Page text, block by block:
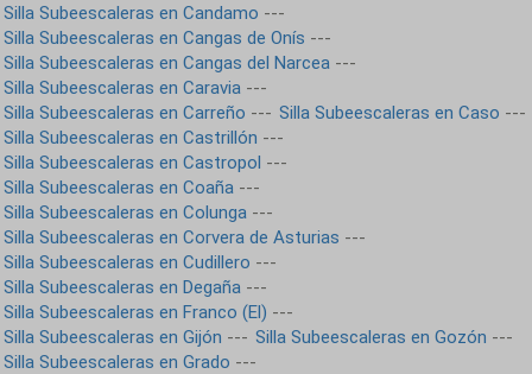
Silla Subeescaleras en Candamo ---
Silla Subeescaleras en Cangas de Onís ---
Silla Subeescaleras en Cangas del Narcea ---
Silla Subeescaleras en Caravia ---
Silla Subeescaleras en Carreño --- Silla Subeescaleras en Caso ---
Silla Subeescaleras en Castrillón ---
Silla Subeescaleras en Castropol ---
Silla Subeescaleras en Coaña ---
Silla Subeescaleras en Colunga ---
Silla Subeescaleras en Corvera de Asturias ---
Silla Subeescaleras en Cudillero ---
Silla Subeescaleras en Degaña ---
Silla Subeescaleras en Franco (El) ---
Silla Subeescaleras en Gijón --- Silla Subeescaleras en Gozón ---
Silla Subeescaleras en Grado ---